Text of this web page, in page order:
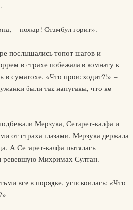
– пожар! Стамбул горит».
послышались топот шагов и
в страхе побежала в комнату к
в суматохе. «Что происходит?!» –
были так напуганы, что не
Мерзука, Сетарет-калфа и
от страха глазами. Мерзука держала
А Сетарет-калфа пыталась
ревевшую Михримах Султан.
все в порядке, успокоилась: «Что